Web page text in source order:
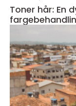
Toner hår: En